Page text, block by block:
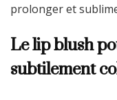
prolonger et
Le lip blush
subtilement